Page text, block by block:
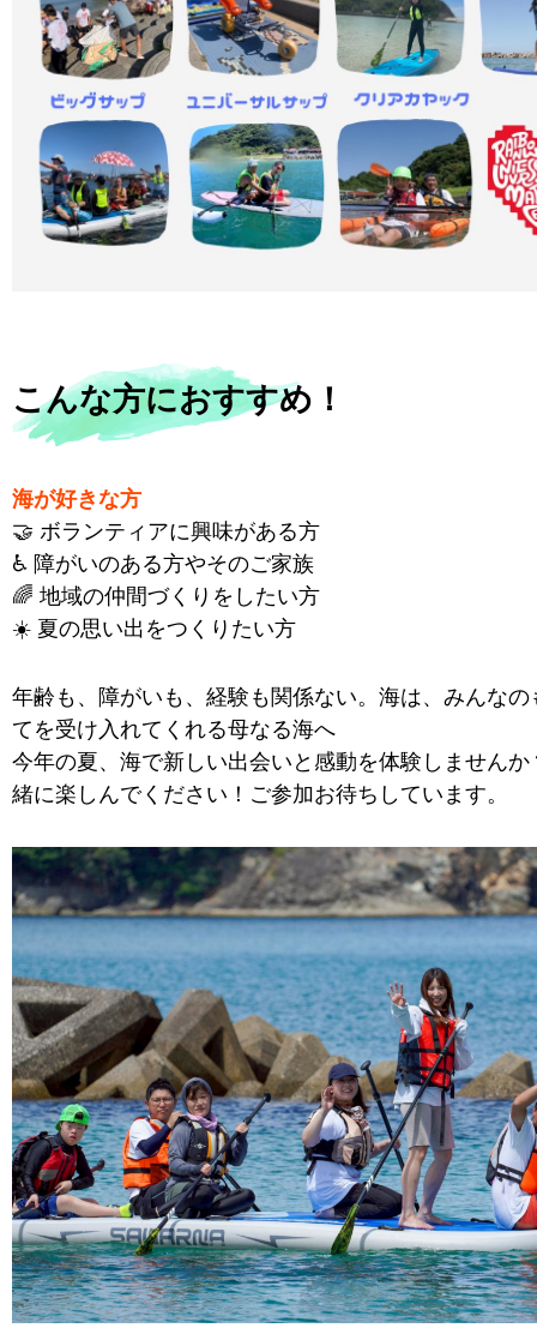
こんな方におすすめ！
海が好きな方
🤝 ボランティアに興味がある方
♿ 障がいのある方やそのご家族
🌈 地域の仲間づくりをしたい方
☀️ 夏の思い出をつくりたい方
年齢も、障がいも、経験も関係ない。海は、みんなの
てを受け入れてくれる母なる海へ
今年の夏、海で新しい出会いと感動を体験しませんか
緒に楽しんでください！ご参加お待ちしています。